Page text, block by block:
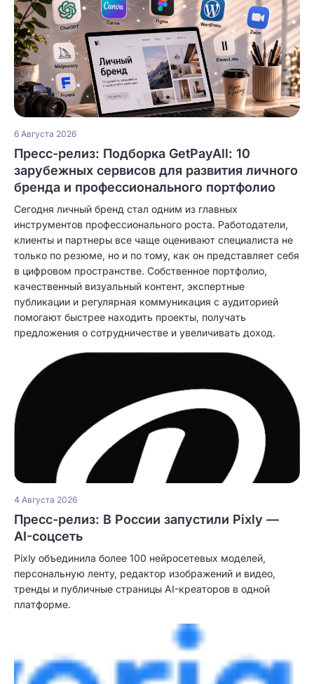
6 Августа 2026
Пресс-релиз: Подборка GetPayAll: 10
зарубежных сервисов для развития личного
бренда и профессионального портфолио
Сегодня личный бренд стал одним из главных
инструментов профессионального роста. Работодатели,
клиенты и партнеры все чаще оценивают специалиста не
только по резюме, но и по тому, как он представляет себя
в цифровом пространстве. Собственное портфолио,
качественный визуальный контент, экспертные
публикации и регулярная коммуникация с аудиторией
помогают быстрее находить проекты, получать
предложения о сотрудничестве и увеличивать доход.
4 Августа 2026
Пресс-релиз: В России запустили Pixly —
AI-соцсеть
Pixly объединила более 100 нейросетевых моделей,
персональную ленту, редактор изображений и видео,
тренды и публичные страницы AI-креаторов в одной
платформе.